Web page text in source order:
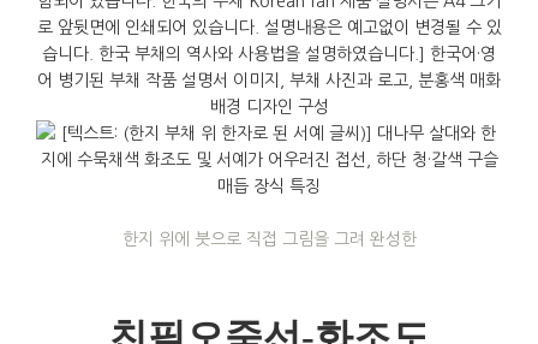
한지 위에 붓으로 직접 그림을 그려 완성한